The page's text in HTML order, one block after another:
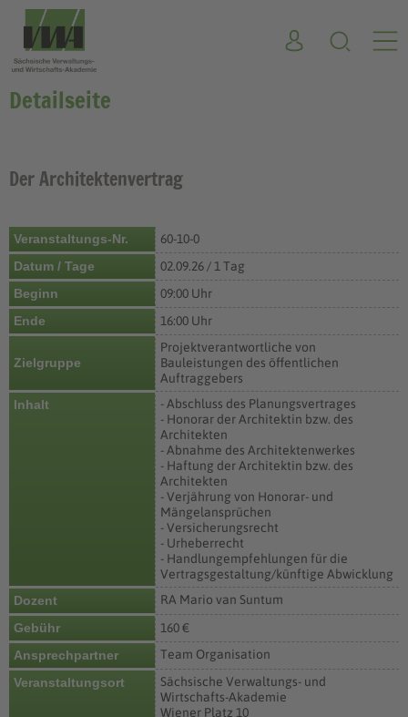
Detailseite
Der Architektenvertrag
Veranstaltungs-Nr.
60-10-0
Datum / Tage
02.09.26 / 1 Tag
Beginn
09:00 Uhr
Ende
16:00 Uhr
Zielgruppe
Projektverantwortliche von
Bauleistungen des öffentlichen
Auftraggebers
Inhalt
- Abschluss des Planungsvertrages
- Honorar der Architektin bzw. des
Architekten
- Abnahme des Architektenwerkes
- Haftung der Architektin bzw. des
Architekten
- Verjährung von Honorar- und
Mängelansprüchen
- Versicherungsrecht
- Urheberrecht
- Handlungempfehlungen für die
Vertragsgestaltung/künftige Abwicklung
Dozent
RA Mario van Suntum
Gebühr
160 €
Ansprechpartner
Team Organisation
Veranstaltungsort
Sächsische Verwaltungs- und
Wirtschafts-Akademie
Wiener Platz 10